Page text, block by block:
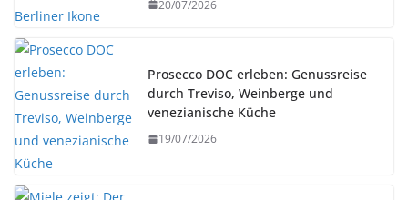
20/07/2026
Prosecco DOC erleben: Genussreise
durch Treviso, Weinberge und
venezianische Küche
19/07/2026